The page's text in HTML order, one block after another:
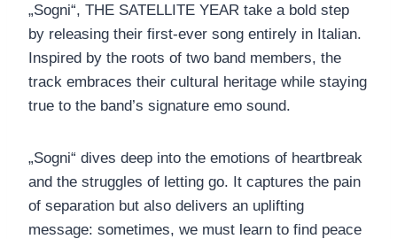
„Sogni“, THE SATELLITE YEAR take a bold step
by releasing their first-ever song entirely in Italian.
Inspired by the roots of two band members, the
track embraces their cultural heritage while staying
true to the band’s signature emo sound.
„Sogni“ dives deep into the emotions of heartbreak
and the struggles of letting go. It captures the pain
of separation but also delivers an uplifting
message: sometimes, we must learn to find peace